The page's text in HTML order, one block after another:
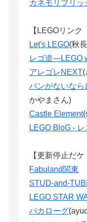
カネモリブリッ
【LEGOリンク
Let's LEGO(秋
レゴ道―LEGO
アレゴレNEXT(
パンがないなら
かやまさん)
Castle Element
LEGO BloG -
【更新停止だ
Fabuland関東
STUD-and-
LEGO STAR
バカローグ